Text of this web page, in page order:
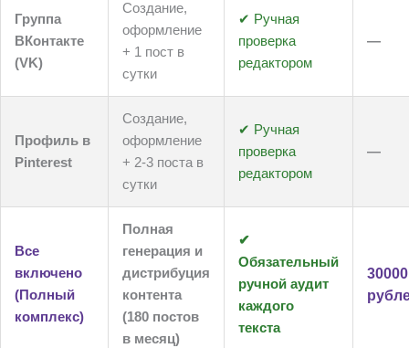
Группа
ВКонтакте
(VK)
Создание,
оформление
+ 1 пост в
сутки
✔ Ручная
проверка
редактором
—
Профиль в
Pinterest
Создание,
оформление
+ 2-3 поста в
сутки
✔ Ручная
проверка
редактором
—
Все
включено
(Полный
комплекс)
Полная
генерация и
дистрибуция
контента
(180 постов
в месяц)
✔
Обязательный
ручной аудит
каждого
текста
30000